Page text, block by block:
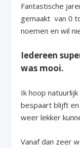
Fantastische
gemaakt van 0
noemen en wil
Iedereen
was mooi.
Ik hoop
bespaart blijft
weer lekker
Vanaf dan zeer